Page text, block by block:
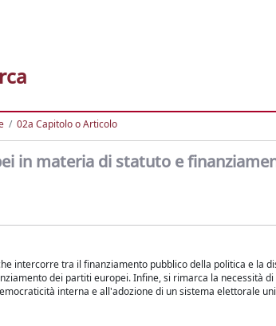
02a Capitolo o Articolo
in materia di statuto e
intercorre tra il finanziamento pubblico della politica e la
dei partiti europei. Infine, si rimarca la necessità
interna e all'adozione di un sistema elettorale